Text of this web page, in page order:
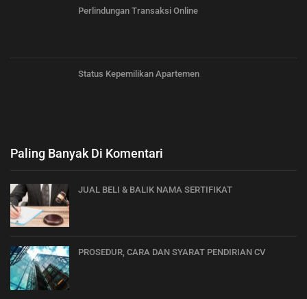
Perlindungan Transaksi Online
Status Kepemilikan Apartemen
Paling Banyak Di Komentari
JUAL BELI & BALIK NAMA SERTIFIKAT
PROSEDUR, CARA DAN SYARAT PENDIRIAN CV